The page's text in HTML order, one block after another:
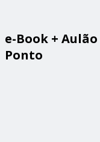
e-Book +
Ponto